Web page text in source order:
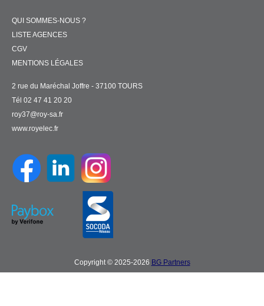
QUI SOMMES-NOUS ?
LISTE AGENCES
CGV
MENTIONS LÉGALES
2 rue du Maréchal Joffre - 37100 TOURS
Tél 02 47 41 20 20
roy37@roy-sa.fr
www.royelec.fr
Copyright © 2025-2026 BG Partners